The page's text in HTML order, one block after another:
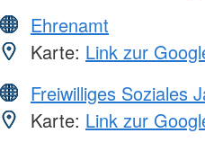
Ehrenamt
Karte: Link zur
Freiwilliges Soziales
Karte: Link zur